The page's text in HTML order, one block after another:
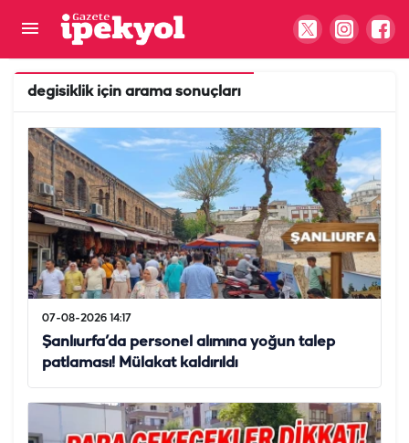
degisiklikiçin arama sonuçları
07-08-2026 14:17
Şanlıurfa’da personel alımına yoğun talep
patlaması! Mülakat kaldırıldı